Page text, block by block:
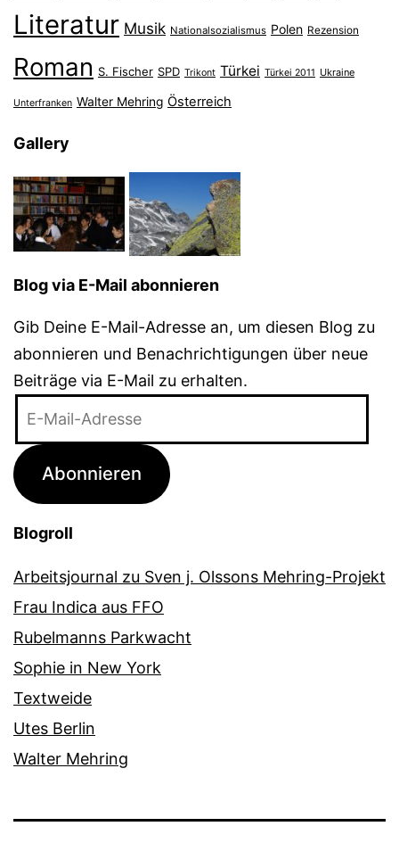
Literatur Musik Nationalsozialismus Polen Rezension
Roman S. Fischer SPD Trikont Türkei Türkei 2011 Ukraine
Unterfranken Walter Mehring Österreich
Gallery
Blog via E-Mail abonnieren
Gib Deine E-Mail-Adresse an, um diesen Blog zu
abonnieren und Benachrichtigungen über neue
Beiträge via E-Mail zu erhalten.
Adresse
Abonnieren
Blogroll
Arbeitsjournal zu Sven j. Olssons Mehring-Projekt
Frau Indica aus FFO
Rubelmanns Parkwacht
Sophie in New York
Textweide
Utes Berlin
Walter Mehring